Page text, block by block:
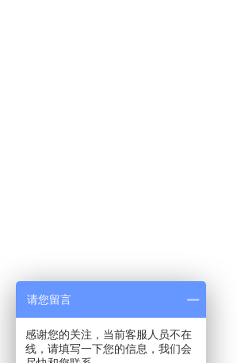
请您留言
感谢您的关注，当前客服人员不在
线，请填写一下您的信息，我们会